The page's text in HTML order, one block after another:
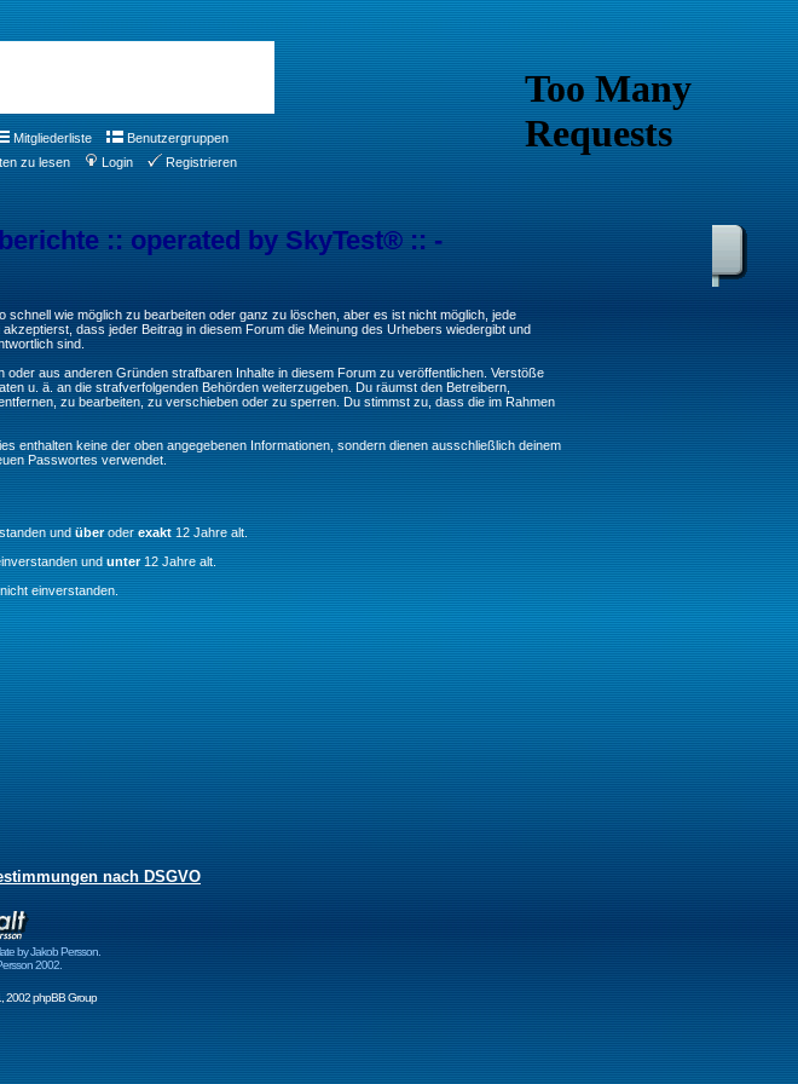
Mitgliederliste
Benutzergruppen
zu lesen Login Registrieren
:: operated by SkyTest® :: -
wie möglich zu bearbeiten oder ganz zu löschen, aber es ist nicht möglich, jede
dass jeder Beitrag in diesem Forum die Meinung des Urhebers wiedergibt und
sind.
aus anderen Gründen strafbaren Inhalte in diesem Forum zu veröffentlichen. Verstöße
u. ä. an die strafverfolgenden Behörden weiterzugeben. Du räumst den Betreibern,
zu bearbeiten, zu verschieben oder zu sperren. Du stimmst zu, dass die im Rahmen
enthalten keine der oben angegebenen Informationen, sondern dienen ausschließlich deinem
Passwortes verwendet.
und überoder exakt12 Jahre alt.
und unter12 Jahre alt.
einverstanden.
nach DSGVO
by Jakob Persson.
2002.
2002 phpBB Group